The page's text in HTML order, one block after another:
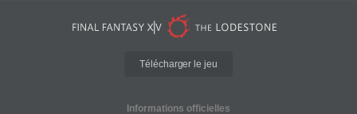
Télécharger le jeu
Informations officielles